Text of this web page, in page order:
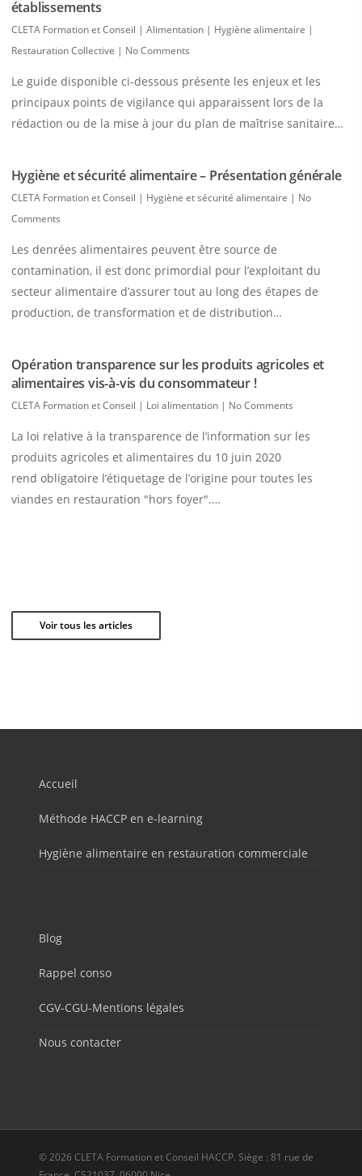
établissements
CLETA Formation et Conseil | Alimentation | Hygiène alimentaire |
Restauration Collective | No Comments
Le guide disponible ci-dessous présente les enjeux et les
principaux points de vigilance qui apparaissent lors de la
rédaction ou de la mise à jour du plan de maîtrise sanitaire…
Hygiène et sécurité alimentaire – Présentation générale
CLETA Formation et Conseil | Hygiène et sécurité alimentaire | No
Comments
Les denrées alimentaires peuvent être source de
contamination, il est donc primordial pour l’exploitant du
secteur alimentaire d’assurer tout au long des étapes de
production, de transformation et de distribution…
Opération transparence sur les produits agricoles et
alimentaires vis-à-vis du consommateur !
CLETA Formation et Conseil | Loi alimentation | No Comments
La loi relative à la transparence de l’information sur les
produits agricoles et alimentaires du 10 juin 2020
rend obligatoire l’étiquetage de l’origine pour toutes les
viandes en restauration "hors foyer".…
Voir tous les articles
Accueil
Méthode HACCP en e-learning
Hygiène alimentaire en restauration commerciale
Blog
Rappel conso
CGV-CGU-Mentions légales
Nous contacter
© 2026 CLETA Formation et Conseil HACCP. Siège : 81 rue de